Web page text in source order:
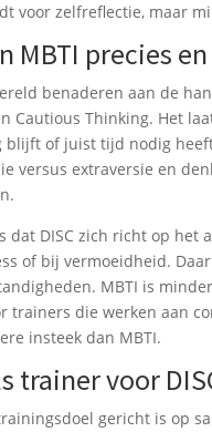
voor zelfreflectie, maar
MBTI precies
benaderen aan de
Cautious Thinking. Het
of juist tijd nodig
versus extraversie en
dat DISC zich richt op
of bij vermoeidheid.
MBTI is
trainers die werken aan
insteek dan MBTI.
trainer voor
gericht is op